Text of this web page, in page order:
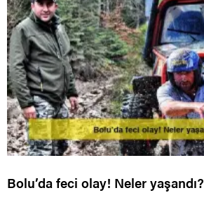
Bolu’da feci olay! Neler yaşandı?